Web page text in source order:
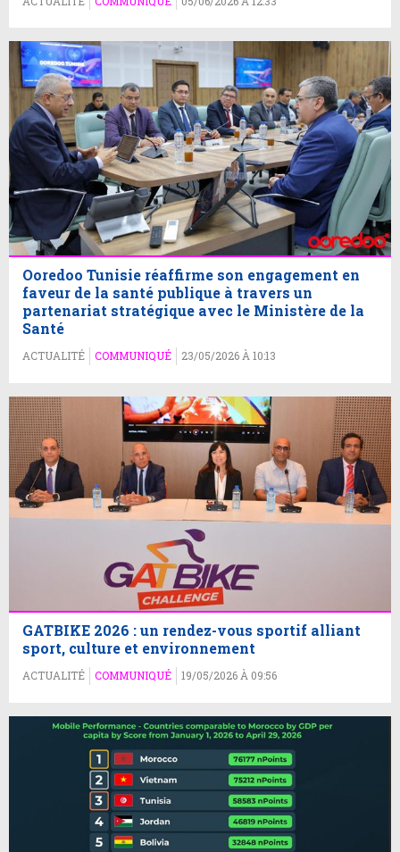
Ooredoo Tunisie réaffirme son engagement en
faveur de la santé publique à travers un
partenariat stratégique avec le Ministère de la
Santé
ACTUALITÉ COMMUNIQUÉ 23/05/2026 À 10:13
GATBIKE 2026 : un rendez-vous sportif alliant
sport, culture et environnement
ACTUALITÉ COMMUNIQUÉ 19/05/2026 À 09:56